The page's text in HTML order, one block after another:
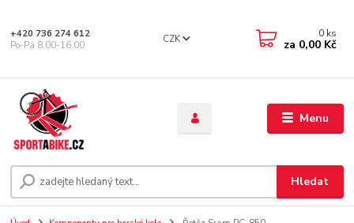
Menu
CZK
Hledat
+420 736 274 612
Po-Pá 8.00-16.00
0 ks
za 0,00 Kč